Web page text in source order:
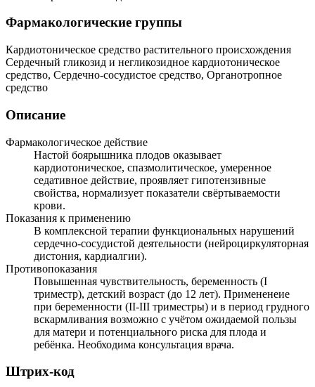
Фармакологические группы
Кардиотоническое средство растительного происхождения
Сердечный гликозид и негликозидное кардиотоническое
средство, Сердечно-сосудистое средство, Органотропное
средство
Описание
Фармакологическое действие
Настой боярышника плодов оказывает
кардиотоническое, спазмолитическое, умеренное
седативное действие, проявляет гипотензивные
свойства, нормализует показатели свёртываемости
крови.
Показания к применению
В комплексной терапии функциональных нарушений
сердечно-сосудистой деятельности (нейроциркуляторная
дистония, кардиалгии).
Противопоказания
Повышенная чувствительность, беременность (I
триместр), детский возраст (до 12 лет). Примененеие
при беременности (II-III триместры) и в период грудного
вскармливания возможно с учётом ожидаемой пользы
для матери и потенциального риска для плода и
ребёнка. Необходима консультация врача.
Штрих-код